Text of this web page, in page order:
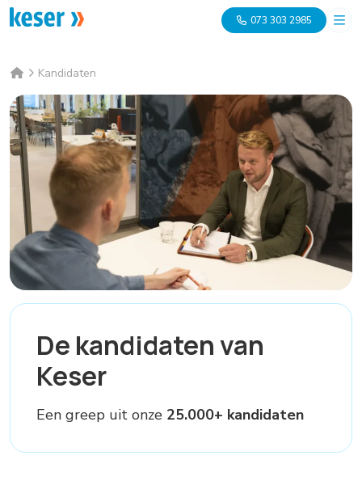
073 303 2985
Kandidaten
De kandidaten van
Keser
Een greep uit onze 25.000+ kandidaten